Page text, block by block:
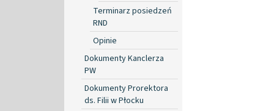
Terminarz posiedzeń
RND
Opinie
Dokumenty Kanclerza
PW
Dokumenty Prorektora
ds. Filii w Płocku